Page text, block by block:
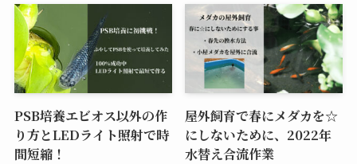
PSB培養エビオス以外の作
り方とLEDライト照射で時
間短縮！
屋外飼育で春にメダカを☆
にしないために、2022年
水替え合流作業